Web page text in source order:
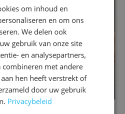
om inhoud en
en om ons
We delen ook
gebruik van onze site
en analysepartners,
combineren met andere
hen heeft verstrekt of
door uw gebruik
Privacybeleid